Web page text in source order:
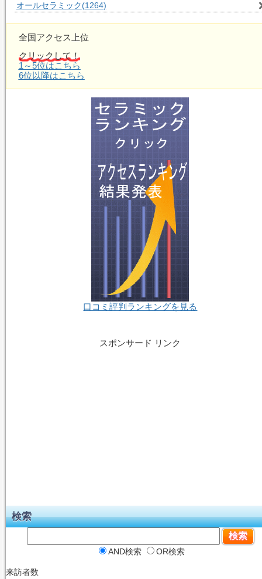
オールセラミック(1264)
全国アクセス上位
クリックして！
1～5位はこちら
6位以降はこちら
口コミ評判ランキングを見る
スポンサード リンク
検索
AND検索 OR検索
来訪者数